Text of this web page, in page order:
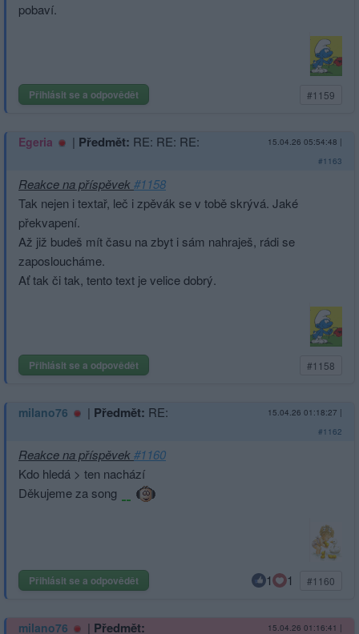
pobaví.
Přihlásit se a odpovědět #1159
Egeria | Předmět: RE: RE: RE: 15.04.26 05:54:48 |
#1163
Reakce na příspěvek#1158
Tak nejen i textař, leč i zpěvák se v tobě skrývá. Jaké
překvapení.
Až již budeš mít času na zbyt i sám nahraješ, rádi se
zaposloucháme.
Ať tak či tak, tento text je velice dobrý.
Přihlásit se a odpovědět #1158
milano76 | Předmět: RE: 15.04.26 01:18:27 |
#1162
Reakce na příspěvek#1160
Kdo hledá > ten nachází
Děkujeme za song
Přihlásit se a odpovědět 1 1 #1160
milano76 | Předmět: 15.04.26 01:16:41 |